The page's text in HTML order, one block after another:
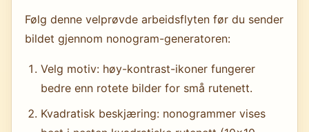
Følg denne velprøvde arbeidsflyten før du sender
bildet gjennom nonogram-generatoren:
Velg motiv: høy-kontrast-ikoner fungerer
bedre enn rotete bilder for små rutenett.
Kvadratisk beskjæring: nonogrammer vises